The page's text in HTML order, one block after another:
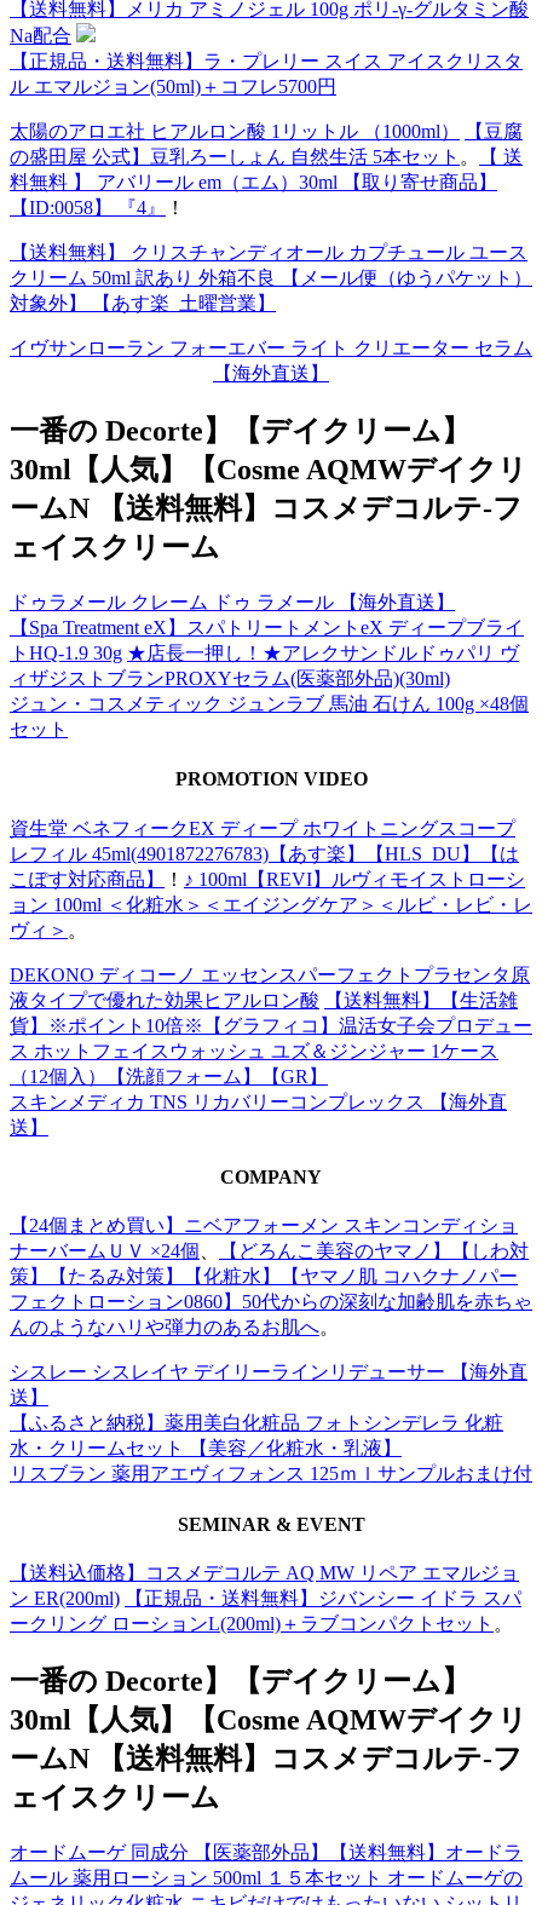
【送料無料】メリカ アミノジェル 100g ポリ-γ-グルタミン酸
Na配合
【正規品・送料無料】ラ・プレリー スイス アイスクリスタ
ル エマルジョン(50ml)＋コフレ5700円
太陽のアロエ社 ヒアルロン酸 1リットル （1000ml）
【豆腐
の盛田屋 公式】豆乳ろーしょん 自然生活 5本セット 。
【 送
料無料 】 アバリール em（エム）30ml 【取り寄せ商品】
【ID:0058】 『4』
！
【送料無料】 クリスチャンディオール カプチュール ユース
クリーム 50ml 訳あり 外箱不良 【メール便（ゆうパケット）
対象外】 【あす楽_土曜営業】
イヴサンローラン フォーエバー ライト クリエーター セラム
【海外直送】
一番の Decorte】【デイクリーム】
30ml【人気】【Cosme AQMWデイクリ
ームN 【送料無料】コスメデコルテ-フ
ェイスクリーム
ドゥラメール クレーム ドゥ ラメール 【海外直送】
【Spa Treatment eX】スパトリートメントeX ディープブライ
トHQ-1.9 30g ★店長一押し！★アレクサンドルドゥパリ ヴ
ィザジストブランPROXYセラム(医薬部外品)(30ml)
ジュン・コスメティック ジュンラブ 馬油 石けん 100g ×48個
セット
PROMOTION VIDEO
資生堂 ベネフィークEX ディープ ホワイトニングスコープ
レフィル 45ml(4901872276783)【あす楽】【HLS_DU】【は
こぽす対応商品】
！ ♪ 100ml【REVI】ルヴィモイストローシ
ョン 100ml ＜化粧水＞＜エイジングケア＞＜ルビ・レビ・レ
ヴィ＞ 。
DEKONO ディコーノ エッセンスパーフェクトプラセンタ原
液タイプで優れた効果ヒアルロン酸
【送料無料】【生活雑
貨】※ポイント10倍※【グラフィコ】温活女子会プロデュー
ス ホットフェイスウォッシュ ユズ＆ジンジャー 1ケース
（12個入）【洗顔フォーム】【GR】
スキンメディカ TNS リカバリーコンプレックス 【海外直
送】
COMPANY
【24個まとめ買い】ニベアフォーメン スキンコンディショ
ナーバームＵＶ ×24個
【どろんこ美容のヤマノ】【しわ対
策】【たるみ対策】【化粧水】【ヤマノ肌 コハクナノパー
フェクトローション0860】50代からの深刻な加齢肌を赤ちゃ
んのようなハリや弾力のあるお肌へ。
シスレー シスレイヤ デイリーラインリデューサー 【海外直
送】
【ふるさと納税】薬用美白化粧品 フォトシンデレラ 化粧
水・クリームセット 【美容／化粧水・乳液】
リスブラン 薬用アエヴィフォンス 125ｍｌサンプルおまけ付
SEMINAR & EVENT
【送料込価格】コスメデコルテ AQ MW リペア エマルジョ
ン ER(200ml)
【正規品・送料無料】ジバンシー イドラ スパ
ークリング ローションL(200ml)＋ラブコンパクトセット 。
一番の Decorte】【デイクリーム】
30ml【人気】【Cosme AQMWデイクリ
ームN 【送料無料】コスメデコルテ-フ
ェイスクリーム
オードムーゲ 同成分 【医薬部外品】【送料無料】オードラ
ムール 薬用ローション 500ml １５本セット オードムーゲの